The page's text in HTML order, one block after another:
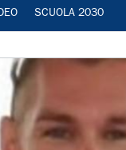
SCUOLA 2030